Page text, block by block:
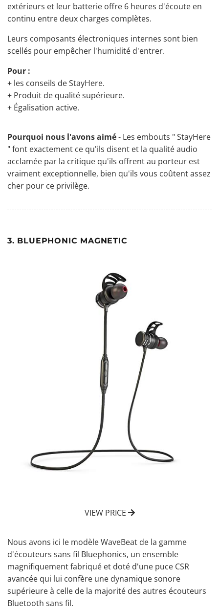
extérieurs et leur batterie offre 6 heures d'écoute en
continu entre deux charges complètes.
Leurs composants électroniques internes sont bien
scellés pour empêcher l'humidité d'entrer.
Pour :
+ les conseils de StayHere.
+ Produit de qualité supérieure.
+ Égalisation active.
Pourquoi nous l'avons aimé- Les embouts " StayHere
" font exactement ce qu'ils disent et la qualité audio
acclamée par la critique qu'ils offrent au porteur est
vraiment exceptionnelle, bien qu'ils vous coûtent assez
cher pour ce privilège.
3. BLUEPHONIC MAGNETIC
VIEW PRICE
Nous avons ici le modèle WaveBeat de la gamme
d'écouteurs sans fil Bluephonics, un ensemble
magnifiquement fabriqué et doté d'une puce CSR
avancée qui lui confère une dynamique sonore
supérieure à celle de la majorité des autres écouteurs
Bluetooth sans fil.